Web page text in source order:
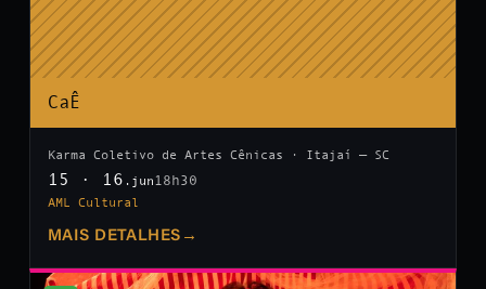
CaÊ
Karma Coletivo de Artes Cênicas · Itajaí — SC
15 · 16 .jun 18h30
AML Cultural
MAIS DETALHES →